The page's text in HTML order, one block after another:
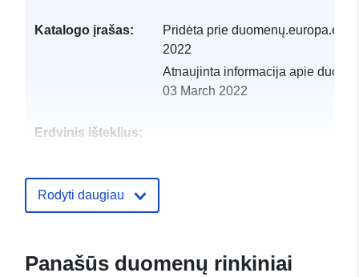
Katalogo įrašas: Pridėta prie duomenų.europa.eu:
2022
Atnaujinta informacija apie
03 March 2022
Erdvinis išteklius:
cf48b1b1228c
Rodyti daugiau
Panašūs duomenų rinkiniai